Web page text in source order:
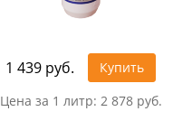
1 439 руб.
Купить
Цена за 1 литр: 2 878 руб.